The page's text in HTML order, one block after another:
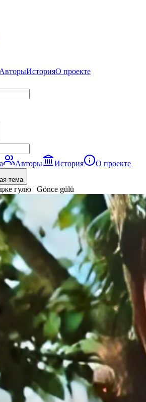
АвторыИсторияО проекте
Авторы История
О проекте
тема
гулю | Gönce gülü